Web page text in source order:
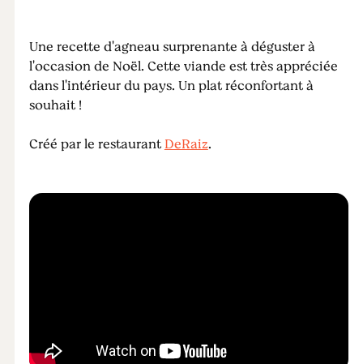
Une recette d'agneau surprenante à déguster à
l'occasion de Noël. Cette viande est très appréciée
dans l'intérieur du pays. Un plat réconfortant à
souhait !
Créé par le restaurantDeRaiz.